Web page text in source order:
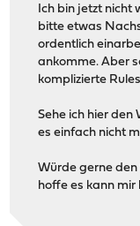
Ich bin jetzt nicht
bitte etwas
ordentlich
ankomme. Aber
komplizierte
Sehe ich hier
es einfach nicht
Würde gerne den
hoffe es kann